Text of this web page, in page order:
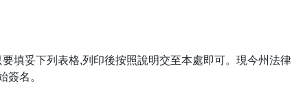
填妥下列表格,列印後按照說明交至本處即可。現今州法
簽名。